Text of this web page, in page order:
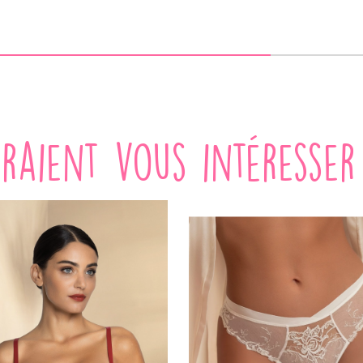
vous intéresser